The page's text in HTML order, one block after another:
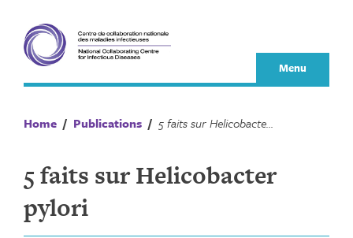
content
Menu
Home / Publications / 5 faits sur Helicobacter pylori
5 faits sur Helicobacter
pylori